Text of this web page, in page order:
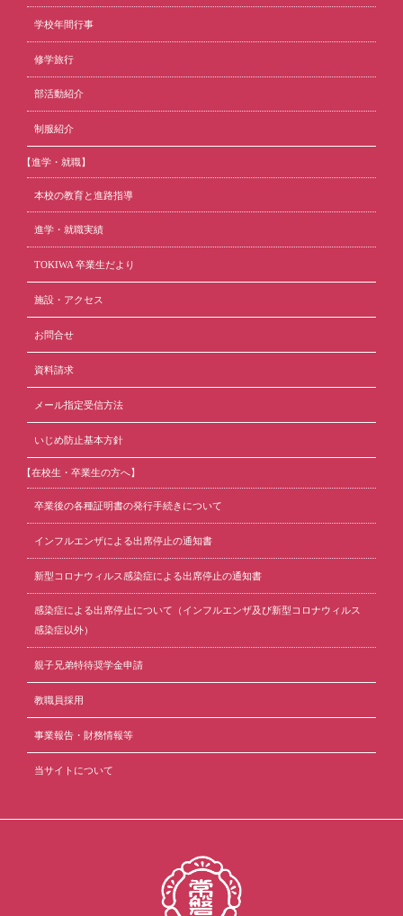
学校年間行事
修学旅行
部活動紹介
制服紹介
【進学・就職】
本校の教育と進路指導
進学・就職実績
TOKIWA 卒業生だより
施設・アクセス
お問合せ
資料請求
メール指定受信方法
いじめ防止基本方針
【在校生・卒業生の方へ】
卒業後の各種証明書の発行手続きについて
インフルエンザによる出席停止の通知書
新型コロナウィルス感染症による出席停止の通知書
感染症による出席停止について（インフルエンザ及び新型コロナウィルス
感染症以外）
親子兄弟特待奨学金申請
教職員採用
事業報告・財務情報等
当サイトについて